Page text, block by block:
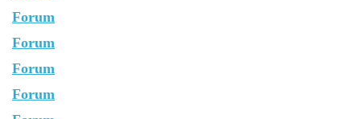
Forum
Forum
Forum
Forum